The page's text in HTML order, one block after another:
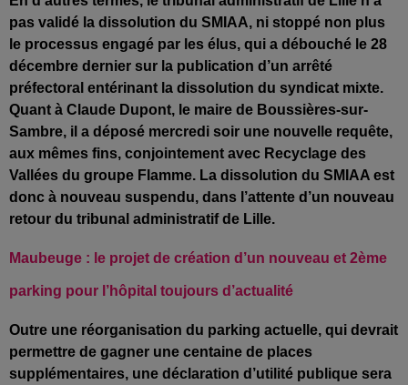
pas validé la dissolution du SMIAA, ni stoppé non plus
le processus engagé par les élus, qui a débouché le 28
décembre dernier sur la publication d’un arrêté
préfectoral entérinant la dissolution du syndicat mixte.
Quant à Claude Dupont, le maire de Boussières-sur-
Sambre, il a déposé mercredi soir une nouvelle requête,
aux mêmes fins, conjointement avec Recyclage des
Vallées du groupe Flamme. La dissolution du SMIAA est
donc à nouveau suspendu, dans l’attente d’un nouveau
retour du tribunal administratif de Lille.
Maubeuge : le projet de création d’un nouveau et 2ème
parking pour l’hôpital toujours d’actualité
Outre une réorganisation du parking actuelle, qui devrait
permettre de gagner une centaine de places
supplémentaires, une déclaration d’utilité publique sera